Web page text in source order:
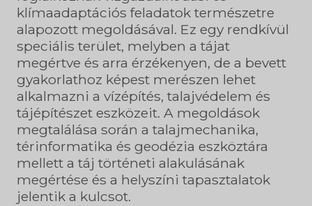
klímaadaptációs feladatok természetre
alapozott megoldásával. Ez egy rendkívül
speciális terület, melyben a tájat
megértve és arra érzékenyen, de a bevett
gyakorlathoz képest merészen lehet
alkalmazni a vízépítés, talajvédelem és
tájépítészet eszközeit. A megoldások
megtalálása során a talajmechanika,
térinformatika és geodézia eszköztára
mellett a táj történeti alakulásának
megértése és a helyszíni tapasztalatok
jelentik a kulcsot.